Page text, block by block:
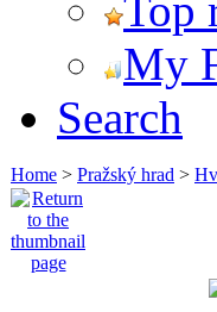
My
Search
Home > Pražský hrad >